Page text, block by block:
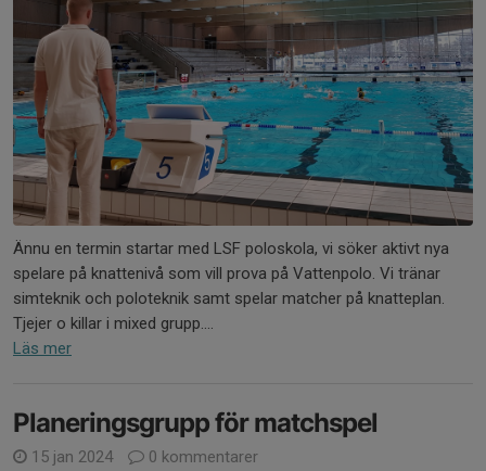
Ännu en termin startar med LSF poloskola, vi söker aktivt nya
spelare på knattenivå som vill prova på Vattenpolo. Vi tränar
simteknik och poloteknik samt spelar matcher på knatteplan.
Tjejer o killar i mixed grupp....
Läs mer
Planeringsgrupp för matchspel
15 jan 2024
0 kommentarer